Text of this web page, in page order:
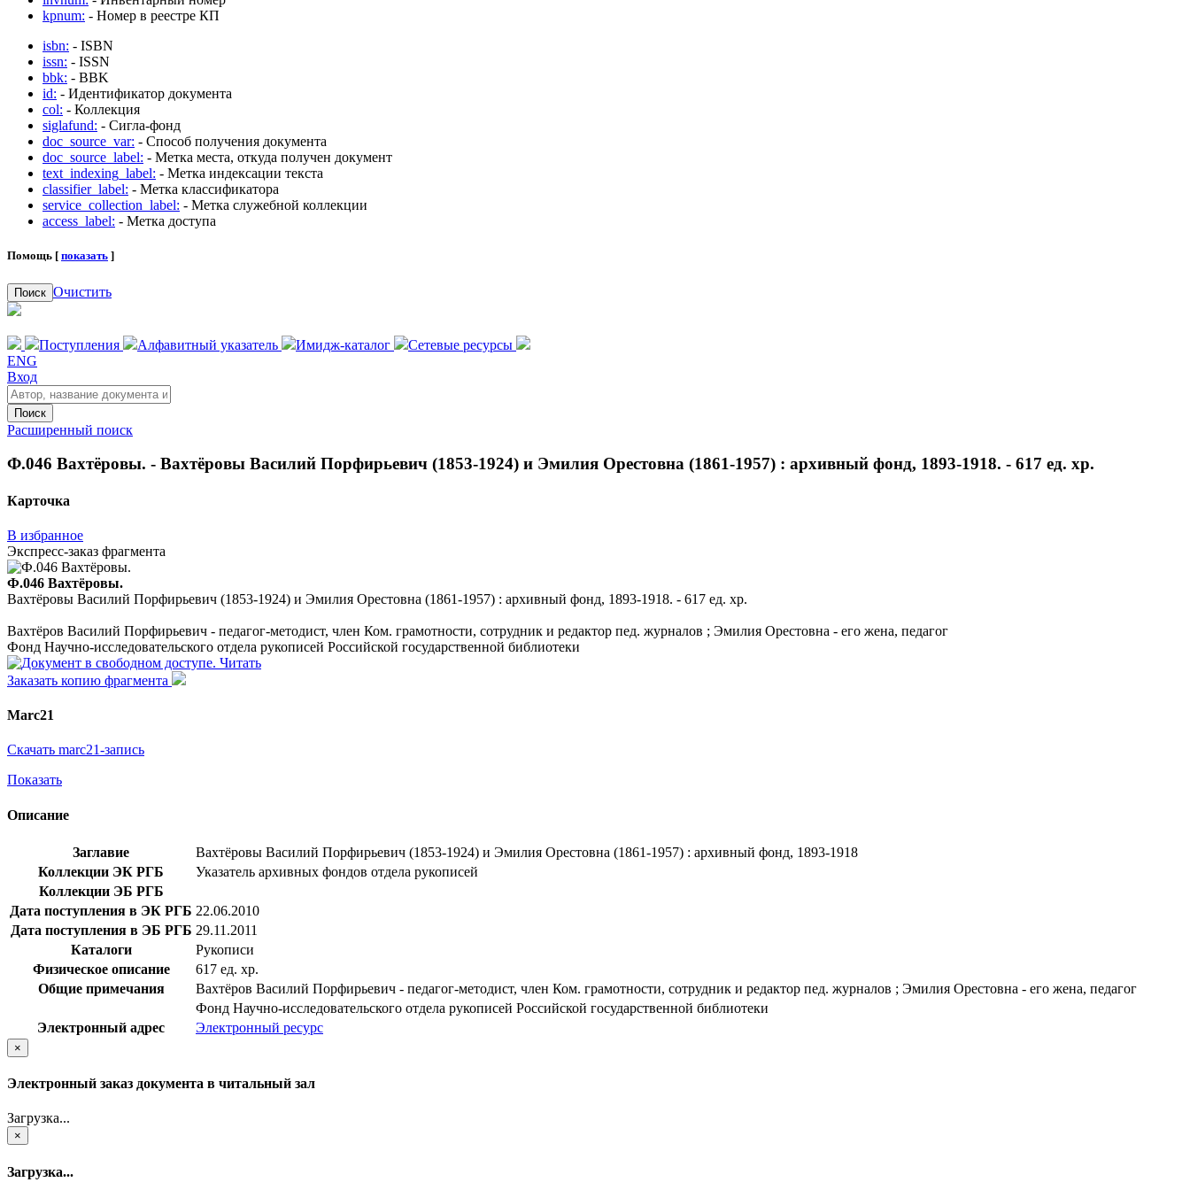
kpnum: - Номер в реестре КП
isbn: - ISBN
issn: - ISSN
bbk: - BBK
id: - Идентификатор документа
col: - Коллекция
siglafund: - Сигла-фонд
doc_source_var: - Способ получения документа
doc_source_label: - Метка места, откуда получен документ
text_indexing_label: - Метка индексации текста
classifier_label: - Метка классификатора
service_collection_label: - Метка служебной коллекции
access_label: - Метка доступа
Помощь [ показать ]
Поиск Очистить
Поступления Алфавитный указатель Имидж-каталог
Сетевые ресурсы
ENG
Вход
Поиск
Расширенный поиск
Ф.046 Вахтёровы. - Вахтёровы Василий Порфирьевич (1853-1924) и Эмилия Орестовна (1861-1957) : архивный фонд, 1893-1918. - 617 ед. хр.
Карточка
В избранное
Экспресс-заказ фрагмента
Ф.046 Вахтёровы.
Вахтёровы Василий Порфирьевич (1853-1924) и Эмилия Орестовна (1861-1957) : архивный фонд, 1893-1918. - 617 ед. хр.
Вахтёров Василий Порфирьевич - педагог-методист, член Ком. грамотности, сотрудник и редактор пед. журналов ; Эмилия Орестовна - его жена, педагог
Фонд Научно-исследовательского отдела рукописей Российской государственной библиотеки
Читать
Заказать копию фрагмента
Marc21
Скачать marc21-запись
Показать
Описание
Заглавие
Вахтёровы Василий Порфирьевич (1853-1924) и Эмилия Орестовна (1861-1957) : архивный фонд, 1893-1918
Коллекции ЭК РГБ
Указатель архивных фондов отдела рукописей
Коллекции ЭБ РГБ
Дата поступления в ЭК РГБ 22.06.2010
Дата поступления в ЭБ РГБ 29.11.2011
Каталоги
Рукописи
Физическое описание
617 ед. хр.
Общие примечания
Вахтёров Василий Порфирьевич - педагог-методист, член Ком. грамотности, сотрудник и редактор пед. журналов ; Эмилия Орестовна - его жена, педагог
Фонд Научно-исследовательского отдела рукописей Российской государственной библиотеки
Электронный адрес
Электронный ресурс
×
Электронный заказ документа в читальный зал
Загрузка...
×
Загрузка...